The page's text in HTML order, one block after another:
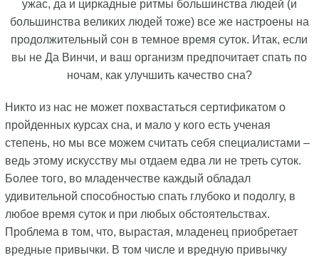
ужас, да и циркадные ритмы большинства людей (и
большинства великих людей тоже) все же настроены на
продолжительный сон в темное время суток. Итак, если
вы не Да Винчи, и ваш организм предпочитает спать по
ночам, как улучшить качество сна?
Никто из нас не может похвастаться сертификатом о
пройденных курсах сна, и мало у кого есть ученая
степень, но мы все можем считать себя специалистами –
ведь этому искусству мы отдаем едва ли не треть суток.
Более того, во младенчестве каждый обладал
удивительной способностью спать глубоко и подолгу, в
любое время суток и при любых обстоятельствах.
Проблема в том, что, вырастая, младенец приобретает
вредные привычки. В том числе и вредную привычку